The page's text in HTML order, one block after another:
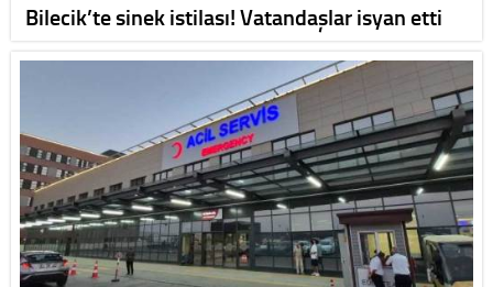
Bilecik’te sinek istilası! Vatandaşlar isyan etti